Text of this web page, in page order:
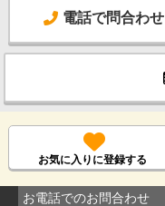
電話で問合わせ
お気に入りに登録する
お電話でのお問合わせ